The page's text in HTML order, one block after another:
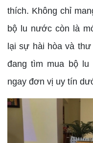
thích. Không chỉ
bộ lu nước còn là
lại sự hài hòa và
đang tìm mua bộ lu
ngay đơn vị uy tín